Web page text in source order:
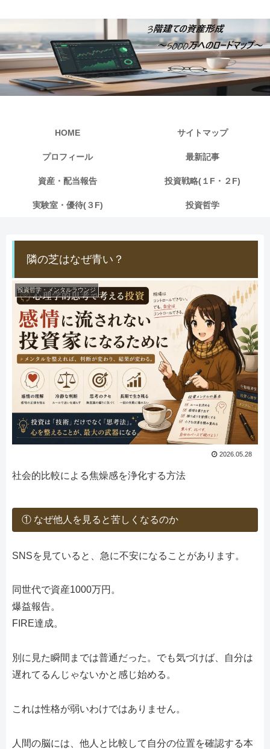
HOME サイトマップ
プロフィール 最新記事
資産・配当報告 投資戦略(１F・２F)
実験室・優待(３F) 投資哲学
隣の芝はなぜ青い？
投資哲学・メンタルラウンジ
2026.05.28
社会的比較による焦燥感を浄化する方法
① なぜ他人を見ると苦しくなるのか
SNSを見ていると、急に不安になることがあります。
同世代で資産1000万円。
爆益報告。
FIRE達成。
別に見た瞬間までは普通だった。でも気づけば、自分は
遅れてるんじゃないかと感じ始める。
これは性格が弱いわけではありません。
人間の脳には、他人と比較して自分の位置を確認する本